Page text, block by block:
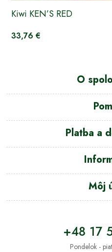
Kiwi KEN’S RED
33,76 €
O
Platba a
Môj
+48 17
Pondelok -